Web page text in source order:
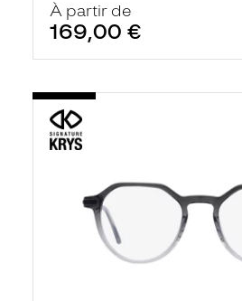
À partir de
169,00 €